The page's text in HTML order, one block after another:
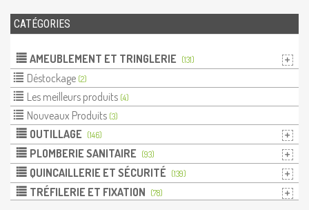
CATÉGORIES
AMEUBLEMENT ET TRINGLERIE (131)
Déstockage (2)
Les meilleurs produits (4)
Nouveaux Produits (3)
OUTILLAGE (146)
PLOMBERIE SANITAIRE (93)
QUINCAILLERIE ET SÉCURITÉ (139)
TRÉFILERIE ET FIXATION (78)